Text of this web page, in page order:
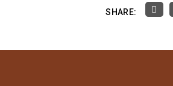
SHARE: